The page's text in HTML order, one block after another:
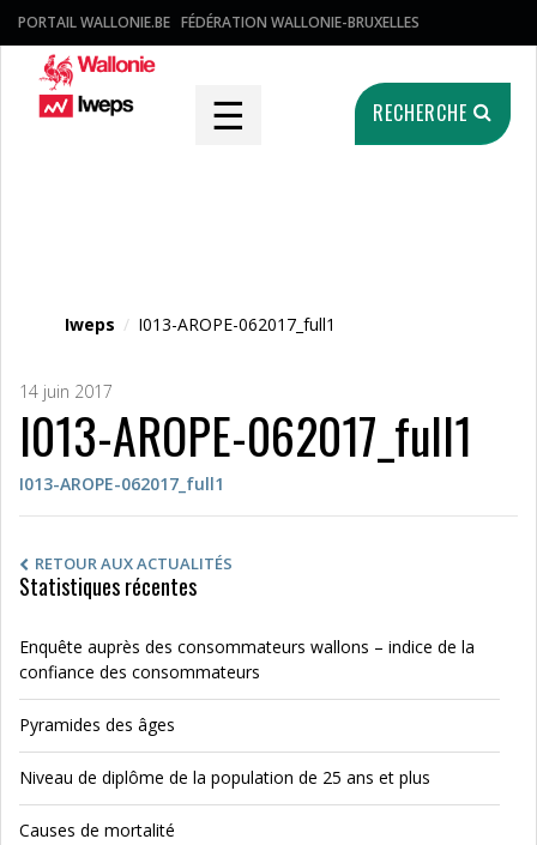
PORTAIL WALLONIE.BE FÉDÉRATION WALLONIE-BRUXELLES
☰ RECHERCHE
Iweps / I013-AROPE-062017_full1
14 juin 2017
I013-AROPE-062017_full1
I013-AROPE-062017_full1
RETOUR AUX ACTUALITÉS
Statistiques récentes
Enquête auprès des consommateurs wallons – indice de la
confiance des consommateurs
Pyramides des âges
Niveau de diplôme de la population de 25 ans et plus
Causes de mortalité